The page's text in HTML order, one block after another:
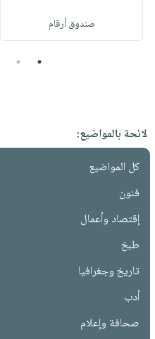
صندوق أرقام
1
2
لائحة بالمواضيع:
كل المواضيع
فنون
إقتصاد وأعمال
طبخ
تاريخ وجغرافيا
أدب
صحافة وإعلام